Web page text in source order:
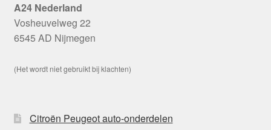
A24 Nederland
Vosheuvelweg 22
6545 AD Nijmegen
(Het wordt niet gebruikt bij klachten)
Citroën Peugeot auto-onderdelen